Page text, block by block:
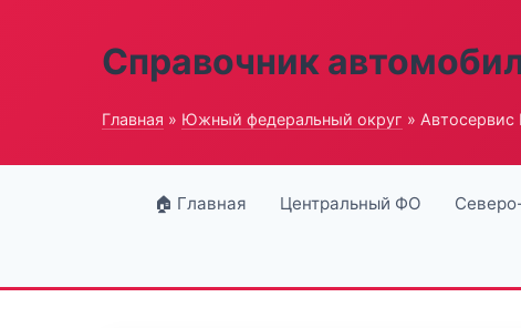
Справочник
Главная » Южный федеральный округ »
🏠 Главная Центральный ФО